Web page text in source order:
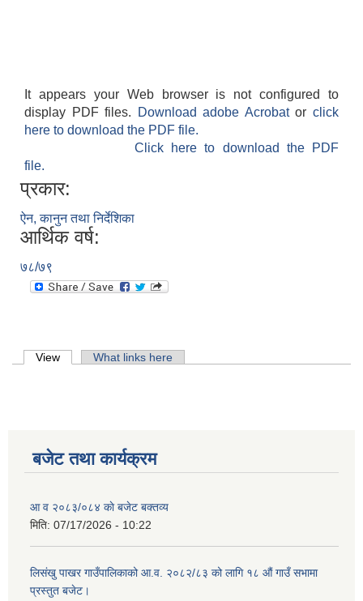
It appears your Web browser is not configured to
display PDF files.
Download adobe Acrobatorclick
here to download the PDF file.
Click here to download the PDF
file.
प्रकार:
ऐन, कानुन तथा निर्देशिका
आर्थिक वर्ष:
७८/७९
Primary tabs
View (active tab)What links here
बजेट तथा कार्यक्रम
आ व २०८३/०८४ काे बजेट बक्तव्य
मिति: 07/17/2026 - 10:22
लिसंखु पाखर गाउँपालिकाको आ.व. २०८२/८३ को लागि १८ औं गाउँ सभामा
प्रस्तुत बजेट।